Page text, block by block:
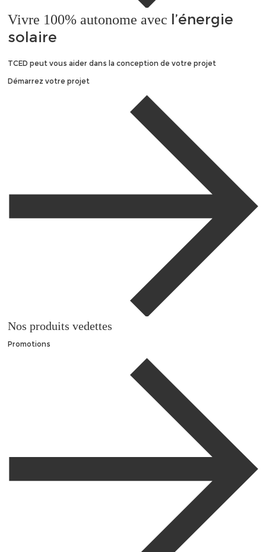
Vivre 100% autonome avec l’énergie
solaire
TCED peut vous aider dans la conception de votre projet
Démarrez votre projet
Nos produits vedettes
Promotions